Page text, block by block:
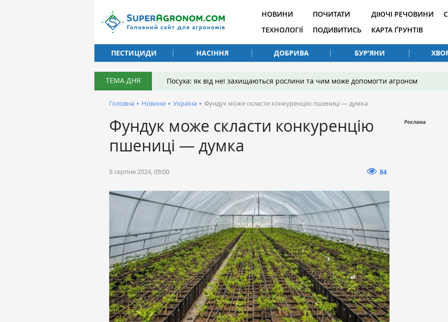
НОВИНИ
ТЕХНОЛОГІЇ
ПОЧИТАТИ
ПОДИВИТИСЬ
ДІЮЧІ РЕЧОВИНИ
КАРТА ҐРУНТІВ
ПЕСТИЦИДИ
НАСІННЯ ДОБРИВА БУР’ЯНИ
ТЕМА ДНЯ Посуха: як від неї захищаються рослини та чим може допомогти агроном
Головна • Новини • Україна • Фундук може скласти конкуренцію пшениці — думка
Фундук може скласти конкуренцію
пшениці — думка
8 серпня 2024, 09:00 84